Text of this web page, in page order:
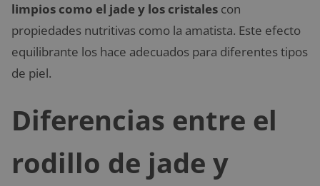
limpios como el jade y los cristales con
propiedades nutritivas como la amatista. Este efecto
equilibrante los hace adecuados para diferentes tipos
de piel.
Diferencias entre el
rodillo de jade y